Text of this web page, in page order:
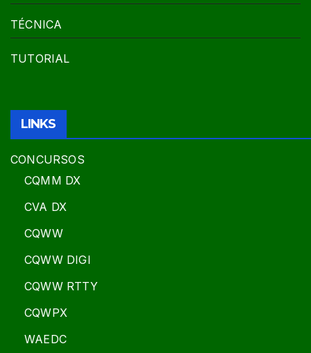
TÉCNICA
TUTORIAL
LINKS
CONCURSOS
CQMM DX
CVA DX
CQWW
CQWW DIGI
CQWW RTTY
CQWPX
WAEDC